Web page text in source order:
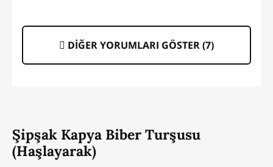
DİĞER YORUMLARI GÖSTER (7)
Şipşak Kapya Biber Turşusu
(Haşlayarak)